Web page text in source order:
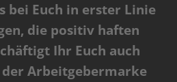
bei Euch in erster Linie
die positiv haften
Ihr Euch auch
Arbeitgebermarke